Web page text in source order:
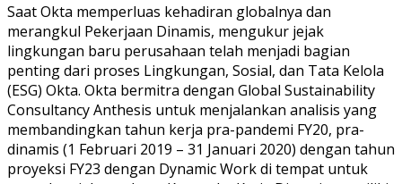
Saat Okta memperluas kehadiran globalnya dan
merangkul Pekerjaan Dinamis, mengukur jejak
lingkungan baru perusahaan telah menjadi bagian
penting dari proses Lingkungan, Sosial, dan Tata Kelola
(ESG) Okta. Okta bermitra dengan Global Sustainability
Consultancy Anthesis untuk menjalankan analisis yang
membandingkan tahun kerja pra-pandemi FY20, pra-
dinamis (1 Februari 2019 – 31 Januari 2020) dengan tahun
proyeksi FY23 dengan Dynamic Work di tempat untuk